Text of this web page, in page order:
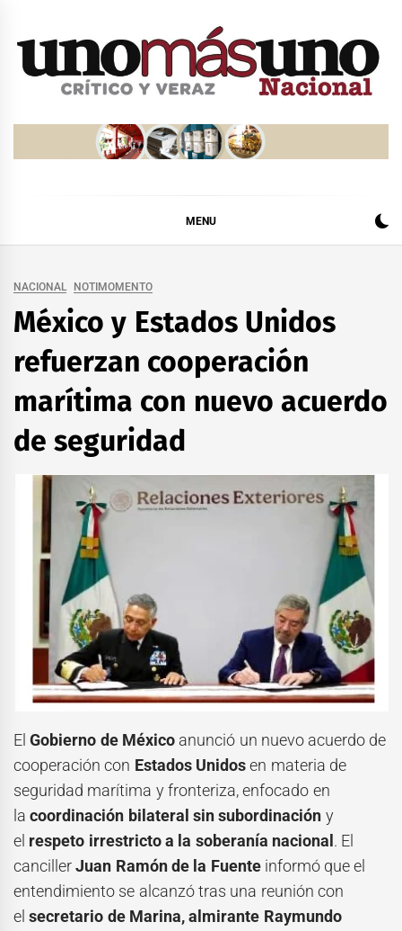
MENU
NACIONAL NOTIMOMENTO
México y Estados Unidos
refuerzan cooperación
marítima con nuevo acuerdo
de seguridad
ElGobierno de Méxicoanunció un nuevo acuerdo de
cooperación con Estados Unidosen materia de
seguridad marítima y fronteriza, enfocado en
lacoordinación bilateral sin subordinación y
el respeto irrestricto a la soberanía nacional . El
cancillerJuan Ramón de la Fuenteinformó que el
entendimiento se alcanzó tras una reunión con
elsecretario de Marina, almirante Raymundo